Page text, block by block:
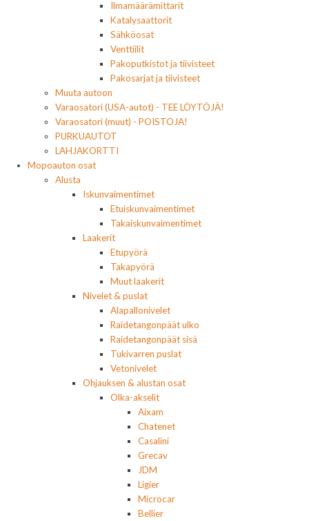
Ilmamäärämittarit
Katalysaattorit
Sähköosat
Venttiilit
Pakoputkistot ja tiivisteet
Pakosarjat ja tiivisteet
Muuta autoon
Varaosatori (USA-autot) - TEE LÖYTÖJÄ!
Varaosatori (muut) - POISTOJA!
PURKUAUTOT
LAHJAKORTTI
Mopoauton osat
Alusta
Iskunvaimentimet
Etuiskunvaimentimet
Takaiskunvaimentimet
Laakerit
Etupyörä
Takapyörä
Muut laakerit
Nivelet & puslat
Alapallonivelet
Raidetangonpäät ulko
Raidetangonpäät sisä
Tukivarren puslat
Vetonivelet
Ohjauksen & alustan osat
Olka-akselit
Aixam
Chatenet
Casalini
Grecav
JDM
Ligier
Microcar
Bellier